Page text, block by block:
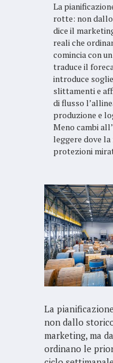
La
rotte: non
dice il
reali che
comincia con
traduce il
introduce
slittamenti e
di flusso
produzione e
Meno cambi
leggere dove
protezioni
La
non dallo
marketing, ma
ordinano le